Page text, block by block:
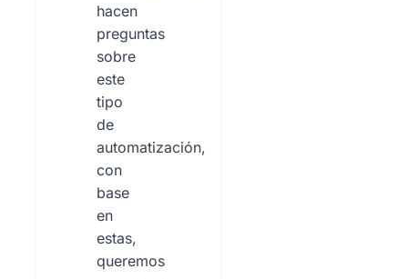
hacen
preguntas
sobre
este
tipo
de
automatización,
con
base
en
estas,
queremos